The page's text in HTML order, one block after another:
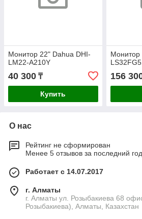
Монитор 22" Dahua DHI-
LM22-A210Y
40 300 ₸
Купить
Монитор
156
О нас
Рейтинг не сформирован
Менее 5 отзывов за последний год
Работает с 14.07.2017
г. Алматы
г. Алматы ул. Розыбакиева 68
Розыбакиева), Алматы, Казахстан